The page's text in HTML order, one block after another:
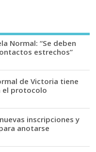
Normal: “Se deben
estrechos”
de Victoria tiene
el protocolo
inscripciones y
anotarse